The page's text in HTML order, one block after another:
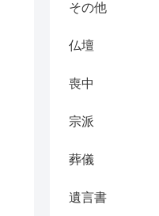
その他
仏壇
喪中
宗派
葬儀
遺言書